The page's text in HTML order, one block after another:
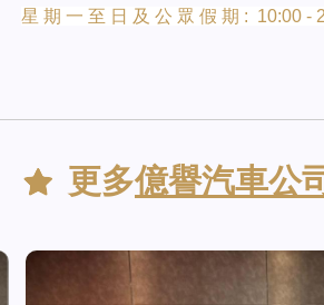
星 期 一 至 日 及 公 眾 假 期 : 10:00 -
更多億譽汽車公